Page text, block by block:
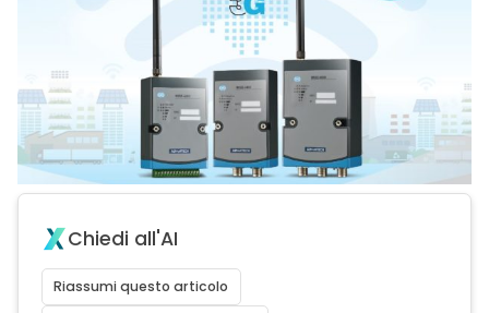
Chiedi all'AI
Riassumi questo articolo